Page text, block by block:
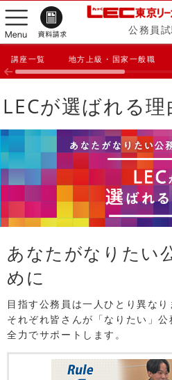
公務員
講座一覧 地方上級・国家一般職
LECが選ばれる理
あなたがなりたい
めに
目指す公務員は一人ひとり異なり
それぞれ皆さんが「なりたい」
全力でサポートします。